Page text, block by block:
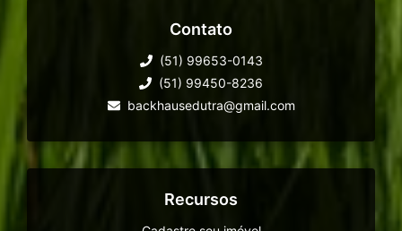
Contato
(51) 99653-0143
(51) 99450-8236
backhausedutra@gmail.com
Recursos